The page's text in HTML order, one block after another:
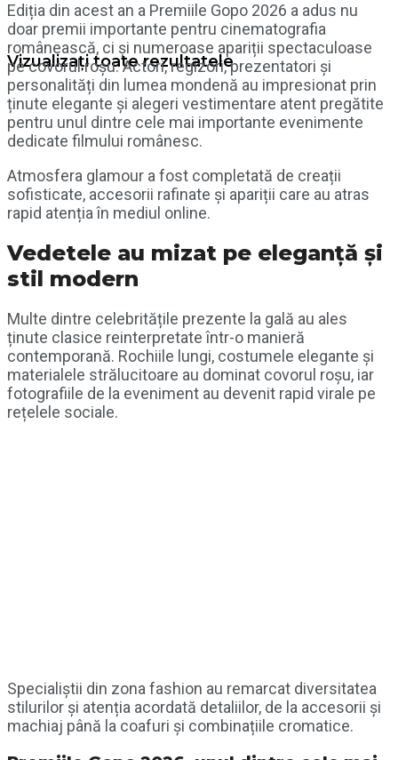
Vizualizați toate rezultatele
Ediția din acest an a Premiile Gopo 2026 a adus nu
doar premii importante pentru cinematografia
românească, ci și numeroase apariții spectaculoase
pe covorul roșu. Actori, regizori, prezentatori și
personalități din lumea mondenă au impresionat prin
ținute elegante și alegeri vestimentare atent pregătite
pentru unul dintre cele mai importante evenimente
dedicate filmului românesc.
Atmosfera glamour a fost completată de creații
sofisticate, accesorii rafinate și apariții care au atras
rapid atenția în mediul online.
Vedetele au mizat pe eleganță și
stil modern
Multe dintre celebritățile prezente la gală au ales
ținute clasice reinterpretate într-o manieră
contemporană. Rochiile lungi, costumele elegante și
materialele strălucitoare au dominat covorul roșu, iar
fotografiile de la eveniment au devenit rapid virale pe
rețelele sociale.
Specialiștii din zona fashion au remarcat diversitatea
stilurilor și atenția acordată detaliilor, de la accesorii și
machiaj până la coafuri și combinațiile cromatice.